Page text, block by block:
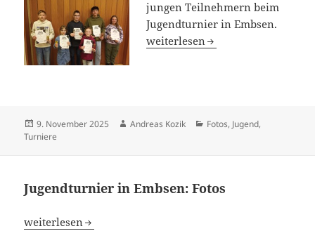
jungen Teilnehmern beim
Jugendturnier in Embsen.
Jugendturnier in Embsen
weiterlesen
Veröffentlicht
am
9. November 2025 Autor
Andreas Kozik Kategorien
Fotos, Jugend,
Turniere
Jugendturnier in Embsen: Fotos
Jugendturnier in Embsen: Fotos
weiterlesen